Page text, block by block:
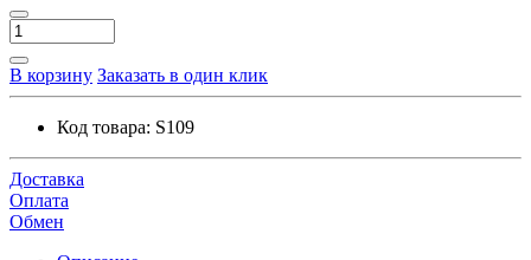
В корзину Заказать в один клик
Код товара: S109
Доставка
Оплата
Обмен